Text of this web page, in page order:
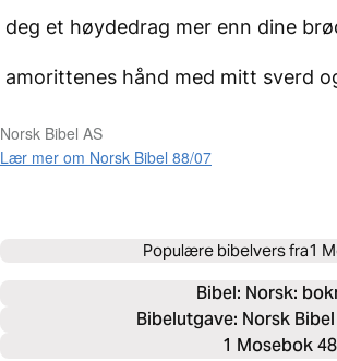
deg et høydedrag mer enn dine
amorittenes hånd med mitt sverd
Norsk Bibel AS
Lær mer om Norsk Bibel 88/07
Populære bibelvers fra1
Bibel: Norsk:
Bibelutgave: Norsk
1 Mosebok 48